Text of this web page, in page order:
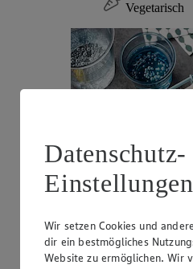
Vegetarisch
Datenschutz-
Einstellungen
Wir setzen Cookies und
dir ein bestmögliches
Website zu ermöglichen. Wir